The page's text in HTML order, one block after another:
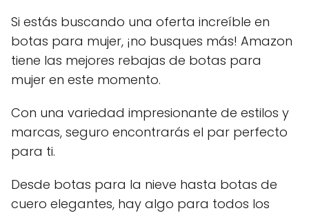
Si estás buscando una oferta increíble en
botas para mujer, ¡no busques más! Amazon
tiene las mejores rebajas de botas para
mujer en este momento.
Con una variedad impresionante de estilos y
marcas, seguro encontrarás el par perfecto
para ti.
Desde botas para la nieve hasta botas de
cuero elegantes, hay algo para todos los